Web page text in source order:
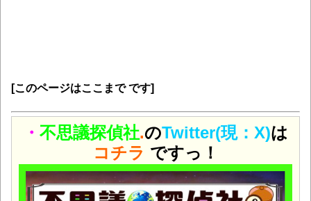
[このページはここまで です]
・ 不思議探偵社.のTwitter(現：X)は
コチラ ですっ！